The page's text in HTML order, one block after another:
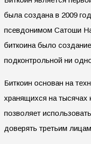
была создана в 2009
псевдонимом Сатоши
биткоина было
подконтрольной ни
Биткоин основан на
хранящихся на
позволяет
доверять третьим